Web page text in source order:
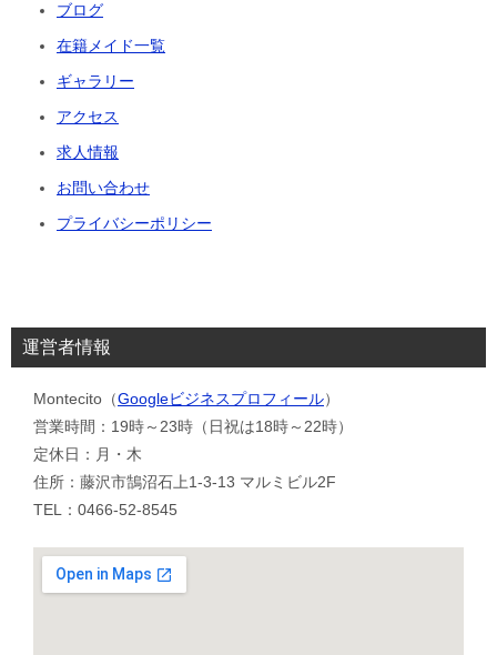
ブログ
在籍メイド一覧
ギャラリー
アクセス
求人情報
お問い合わせ
プライバシーポリシー
運営者情報
Montecito（Googleビジネスプロフィール）
営業時間：19時～23時（日祝は18時～22時）
定休日：月・木
住所：藤沢市鵠沼石上1-3-13 マルミビル2F
TEL：0466-52-8545